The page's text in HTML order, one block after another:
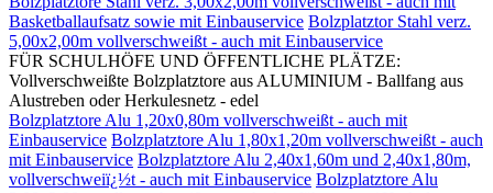
Basketballaufsatz sowie mit Einbauservice Bolzplatztor Stahl verz.
5,00x2,00m vollverschweißt - auch mit Einbauservice
FÜR SCHULHÖFE UND ÖFFENTLICHE PLÄTZE:
Vollverschweißte Bolzplatztore aus ALUMINIUM - Ballfang aus
Alustreben oder Herkulesnetz - edel
Bolzplatztore Alu 1,20x0,80m vollverschweißt - auch mit
Einbauservice Bolzplatztore Alu 1,80x1,20m vollverschweißt - auch
mit Einbauservice Bolzplatztore Alu 2,40x1,60m und 2,40x1,80m,
vollverschweiï¿½t - auch mit Einbauservice Bolzplatztore Alu